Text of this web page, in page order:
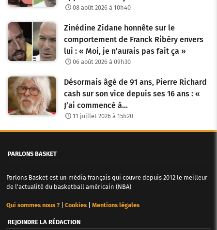
08 août 2026 à 10h40
Zinédine Zidane honnête sur le
comportement de Franck Ribéry envers
lui : « Moi, je n’aurais pas fait ça »
06 août 2026 à 09h30
Désormais âgé de 91 ans, Pierre Richard
cash sur son vice depuis ses 16 ans : «
J’ai commencé à…
11 juillet 2026 à 15h20
PARLONS BASKET
Parlons Basket est un média français qui couvre depuis 2012 le meilleur
de l'actualité du basketball américain (NBA)
Qui sommes nous ?| Cookies| Mentions légales
REJOINDRE LA RÉDACTION